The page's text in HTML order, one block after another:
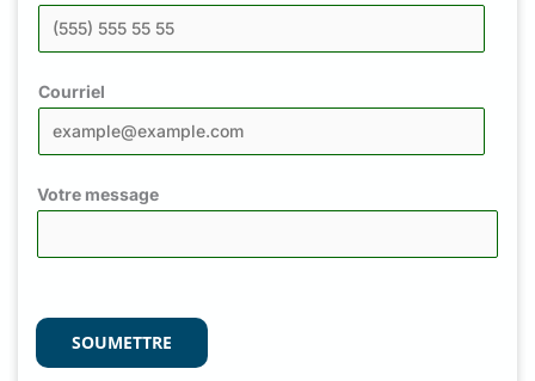
Courriel
Votre message
SOUMETTRE